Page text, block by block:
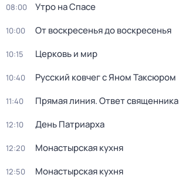
08:00 Утро на Спасе
10:00 От воскресенья до воскресенья
10:15 Церковь и мир
10:40 Русский ковчег с Яном Таксюром
11:40 Прямая линия. Ответ священника
12:10 Дeнь Патриаpха
12:20 Монастырская кухня
12:50 Монастырская кухня